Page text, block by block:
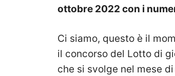
ottobre 2022 con i
Ci siamo, questo è il
il concorso del Lotto di
che si svolge nel mese